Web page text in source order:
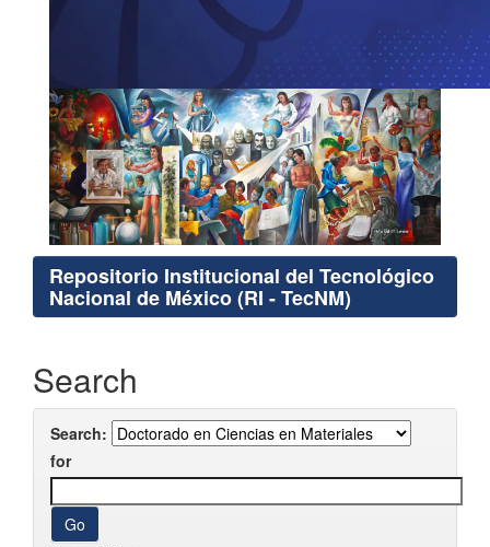
Repositorio Institucional del Tecnológico
Nacional de México (RI - TecNM)
Search
Search:
for